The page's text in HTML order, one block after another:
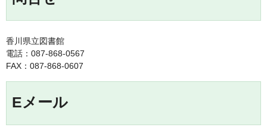
香川県立図書館
電話：087-868-0567
FAX：087-868-0607
Eメール